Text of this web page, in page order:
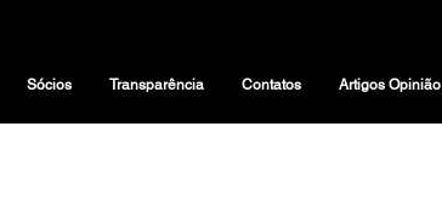
Sócios Transparência Contatos Artigos Opinião